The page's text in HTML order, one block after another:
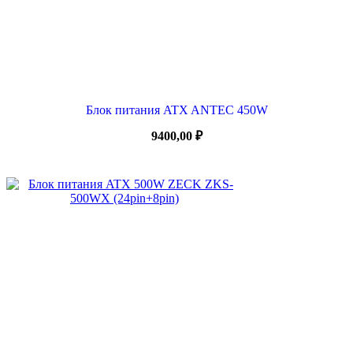
Блок питания ATX ANTEC 450W
9400,00 ₽